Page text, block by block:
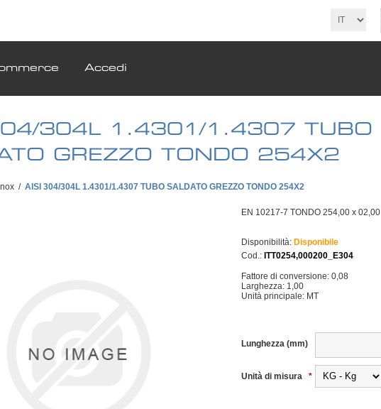
Accedi
304L 1.4301/1.4307 TUBO
GREZZO TONDO 254X2
/ AISI 304/304L 1.4301/1.4307 TUBO SALDATO GREZZO TONDO 254X2
EN 10217-7 TONDO 254,00 x 02,00
Disponibilità: Disponibile
Cod.: ITT0254,000200_E304
Fattore di conversione: 0,08
Larghezza: 1,00
Unità principale: MT
Lunghezza (mm)
Unità di misura *